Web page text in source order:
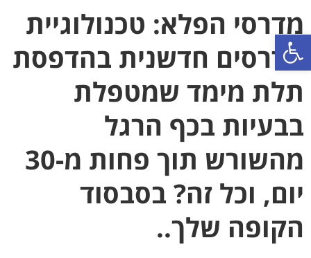
מדרסי הפלא: טכנולוגיית
מדרסים חדשנית בהדפסת
תלת מימד שמטפלת
בבעיות בכף הרגל
מהשורש תוך פחות מ-30
יום, וכל זה? בסבסוד
הקופה שלך..
פתח סרגל נגישות